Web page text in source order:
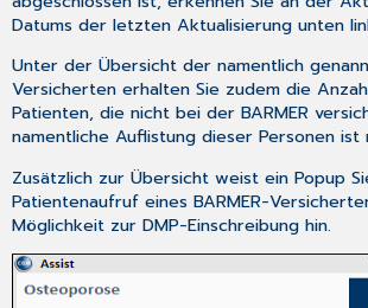
Datums der letzten Aktualisierung unten
Unter der Übersicht der namentlich
Versicherten erhalten Sie zudem die
Patienten, die nicht bei der BARMER
namentliche Auflistung dieser Personen ist
Zusätzlich zur Übersicht weist ein Popup
Patientenaufruf eines BARMER-
Möglichkeit zur DMP-Einschreibung hin.